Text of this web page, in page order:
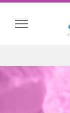
Panneau de gestion